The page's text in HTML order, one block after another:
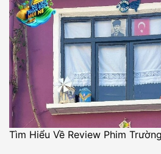
Tìm Hiểu Về Review Phim